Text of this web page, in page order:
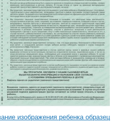
изображения ребенка образец